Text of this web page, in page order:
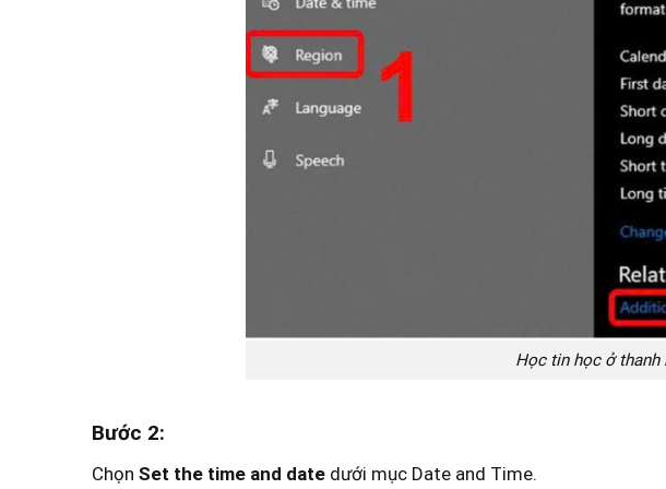
Học tin học ở thanh
Bước 2:
Chọn Set the time and datedưới mục Date and Time.